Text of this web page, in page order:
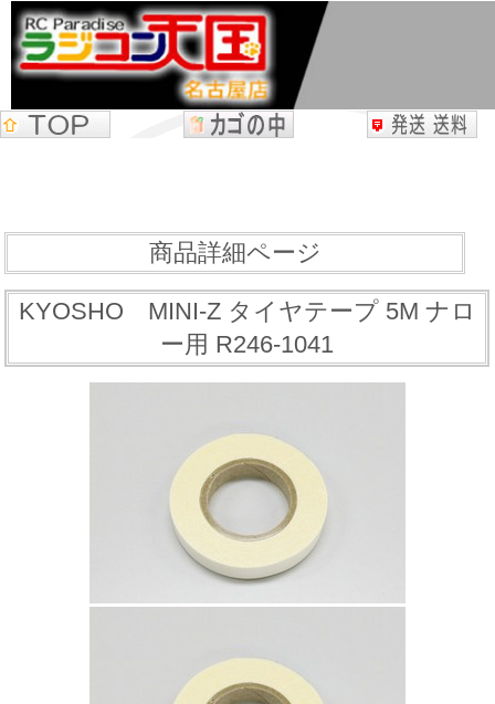
商品詳細ページ
KYOSHO MINI-Z タイヤテープ 5M ナロ
ー用 R246-1041